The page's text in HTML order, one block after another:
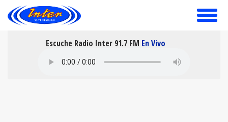
toggle
Escuche Radio Inter 91.7 FM En Vivo